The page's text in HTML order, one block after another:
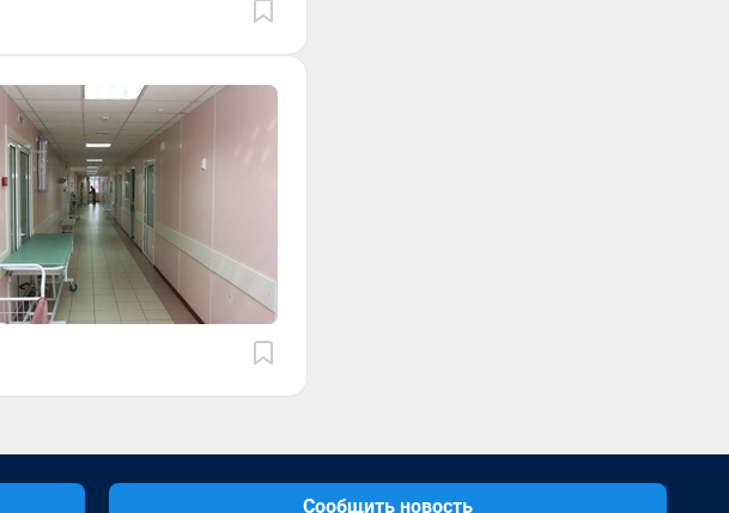
Сообщить новость